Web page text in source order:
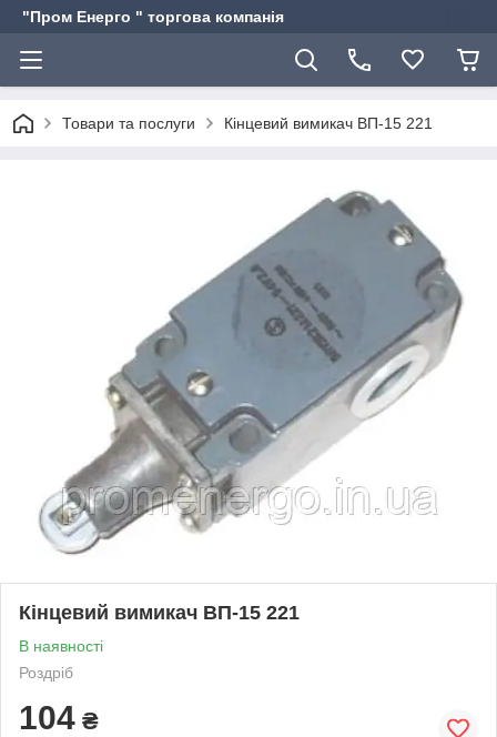
"Пром Енерго " торгова компанія
Товари та послуги Кінцевий вимикач ВП-15 221
Кінцевий вимикач ВП-15 221
В наявності
Роздріб
104 ₴